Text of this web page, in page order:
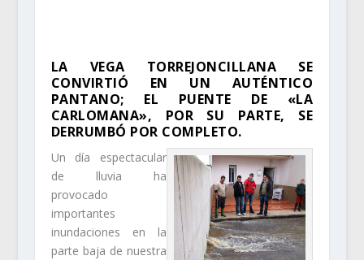
LA VEGA TORREJONCILLANA SE
CONVIRTIÓ EN UN AUTÉNTICO
PANTANO; EL PUENTE DE «LA
CARLOMANA», POR SU PARTE, SE
DERRUMBÓ POR COMPLETO.
Un día espectacular
de lluvia ha
provocado
importantes
inundaciones en la
parte baja de nuestra